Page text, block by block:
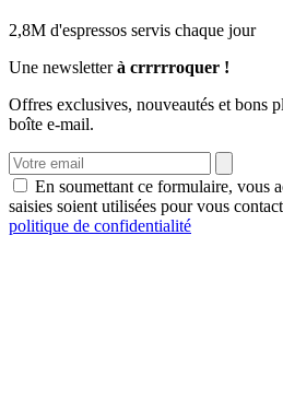
2,8M d'espressos servis chaque jour
Une newsletterà crrrrroquer !
Offres exclusives, nouveautés et bons
boîte e-mail.
En soumettant ce formulaire, vous
saisies soient utilisées pour vous
politique de confidentialité